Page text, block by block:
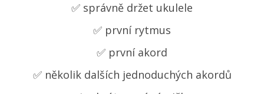
✅ správně držet ukulele
✅ první rytmus
✅ první akord
✅ několik dalších jednoduchých akordů